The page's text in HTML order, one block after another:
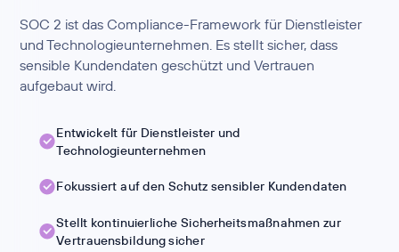
SOC 2 ist das Compliance-Framework für Dienstleister
und Technologieunternehmen. Es stellt sicher, dass
sensible Kundendaten geschützt und Vertrauen
aufgebaut wird.
Entwickelt für Dienstleister und
Technologieunternehmen
Fokussiert auf den Schutz sensibler Kundendaten
Stellt kontinuierliche Sicherheitsmaßnahmen zur
Vertrauensbildung sicher